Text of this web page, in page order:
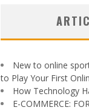
New to online
to Play Your First
How Technology
E-COMMERCE: